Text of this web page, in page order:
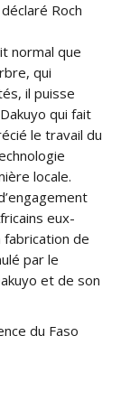
Roch
normal que
qui
il puisse
qui fait
le travail du
locale.
eux-
de
par le
et de son
du Faso